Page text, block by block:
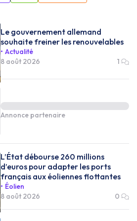
Le gouvernement allemand
souhaite freiner les renouvelables
Actualité
8 août 2026
1
Annonce partenaire
L’État débourse 260 millions
d’euros pour adapter les ports
français aux éoliennes flottantes
Éolien
8 août 2026
0